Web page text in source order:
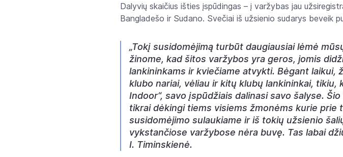
Dalyvių skaičius išties įspūdingas – į varžybas jau
Bangladešo ir Sudano. Svečiai iš užsienio sudarys beveik
„Tokį susidomėjimą turbūt daugiausiai lėmė
žinome, kad šitos varžybos yra geros, jomis
lankininkams ir kviečiame atvykti. Bėgant
klubo nariai, vėliau ir kitų klubų lankininkai,
Indoor“, savo įspūdžiais dalinasi savo šalyse.
tikrai dėkingi tiems visiems žmonėms kurie
susidomėjimo sulaukiame ir iš tokių užsienio
vykstančiose varžybose nėra buvę. Tas labai
I. Timinskienė.